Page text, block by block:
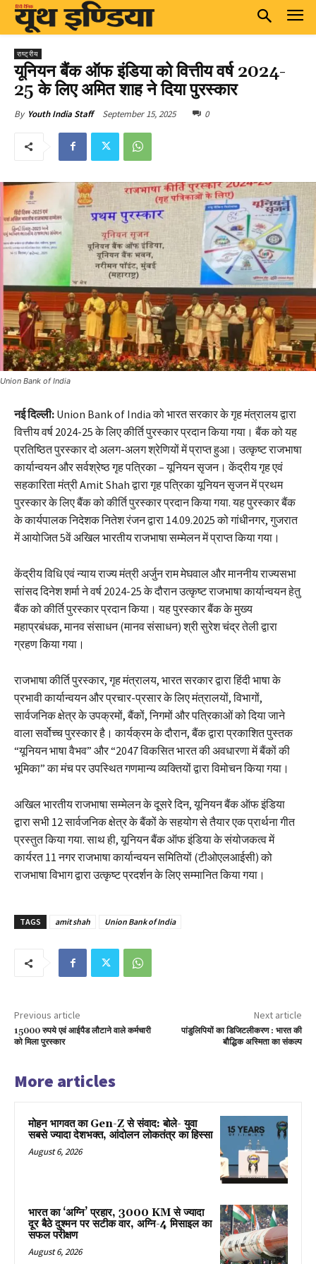
राष्ट्रीय
यूनियन बैंक ऑफ इंडिया को वित्तीय वर्ष 2024-
25 के लिए अमित शाह ने दिया पुरस्कार
By Youth India Staff September 15, 2025 0
Union Bank of India
नई दिल्ली: Union Bank of India को भारत सरकार के गृह मंत्रालय द्वारा
वित्तीय वर्ष 2024-25 के लिए कीर्ति पुरस्कार प्रदान किया गया। बैंक को यह
प्रतिष्ठित पुरस्कार दो अलग-अलग श्रेणियों में प्राप्त हुआ। उत्कृष्ट राजभाषा
कार्यान्वयन और सर्वश्रेष्ठ गृह पत्रिका – यूनियन सृजन। केंद्रीय गृह एवं
सहकारिता मंत्री Amit Shah द्वारा गृह पत्रिका यूनियन सृजन में प्रथम
पुरस्कार के लिए बैंक को कीर्ति पुरस्कार प्रदान किया गया. यह पुरस्कार बैंक
के कार्यपालक निदेशक नितेश रंजन द्वारा 14.09.2025 को गांधीनगर, गुजरात
में आयोजित 5वें अखिल भारतीय राजभाषा सम्मेलन में प्राप्त किया गया।
केंद्रीय विधि एवं न्याय राज्य मंत्री अर्जुन राम मेघवाल और माननीय राज्यसभा
सांसद दिनेश शर्मा ने वर्ष 2024-25 के दौरान उत्कृष्ट राजभाषा कार्यान्वयन हेतु
बैंक को कीर्ति पुरस्कार प्रदान किया। यह पुरस्कार बैंक के मुख्य
महाप्रबंधक, मानव संसाधन (मानव संसाधन) श्री सुरेश चंद्र तेली द्वारा
ग्रहण किया गया।
राजभाषा कीर्ति पुरस्कार, गृह मंत्रालय, भारत सरकार द्वारा हिंदी भाषा के
प्रभावी कार्यान्वयन और प्रचार-प्रसार के लिए मंत्रालयों, विभागों,
सार्वजनिक क्षेत्र के उपक्रमों, बैंकों, निगमों और पत्रिकाओं को दिया जाने
वाला सर्वोच्च पुरस्कार है। कार्यक्रम के दौरान, बैंक द्वारा प्रकाशित पुस्तक
“यूनियन भाषा वैभव” और “2047 विकसित भारत की अवधारणा में बैंकों की
भूमिका” का मंच पर उपस्थित गणमान्य व्यक्तियों द्वारा विमोचन किया गया।
अखिल भारतीय राजभाषा सम्मेलन के दूसरे दिन, यूनियन बैंक ऑफ इंडिया
द्वारा सभी 12 सार्वजनिक क्षेत्र के बैंकों के सहयोग से तैयार एक प्रार्थना गीत
प्रस्तुत किया गया. साथ ही, यूनियन बैंक ऑफ इंडिया के संयोजकत्व में
कार्यरत 11 नगर राजभाषा कार्यान्वयन समितियों (टीओएलआईसी) को
राजभाषा विभाग द्वारा उत्कृष्ट प्रदर्शन के लिए सम्मानित किया गया।
TAGS amit shah Union Bank of India
Previous article
15000 रुपये एवं आईपैड लौटाने वाले कर्मचारी
को मिला पुरस्कार
Next article
पांडुलिपियों का डिजिटलीकरण : भारत की
बौद्धिक अस्मिता का संकल्प
More articles
मोहन भागवत का Gen-Z से संवाद: बोले- युवा
सबसे ज्यादा देशभक्त, आंदोलन लोकतंत्र का हिस्सा
August 6, 2026
भारत का ‘अग्नि’ प्रहार, 3000 KM से ज्यादा
दूर बैठे दुश्मन पर सटीक वार, अग्नि-4 मिसाइल का
सफल परीक्षण
August 6, 2026